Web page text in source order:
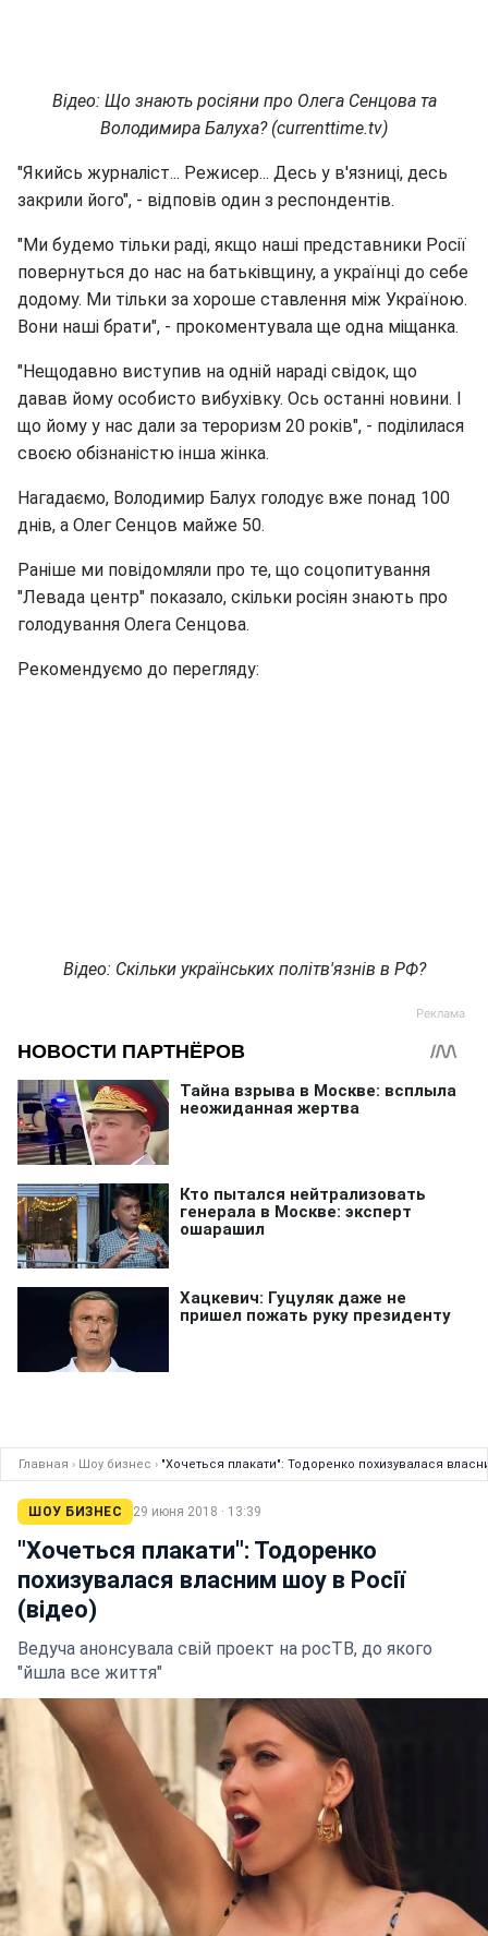
Відео: Що знають росіяни про Олега Сенцова та
Володимира Балуха? (currenttime.tv)
"Якийсь журналіст... Режисер... Десь у в'язниці, десь
закрили його", - відповів один з респондентів.
"Ми будемо тільки раді, якщо наші представники Росії
повернуться до нас на батьківщину, а українці до себе
додому. Ми тільки за хороше ставлення між Україною.
Вони наші брати", - прокоментувала ще одна міщанка.
"Нещодавно виступив на одній нараді свідок, що
давав йому особисто вибухівку. Ось останні новини. І
що йому у нас дали за тероризм 20 років", - поділилася
своєю обізнаністю інша жінка.
Нагадаємо, Володимир Балух голодує вже понад 100
днів, а Олег Сенцов майже 50.
Раніше ми повідомляли про те, що соцопитування
"Левада центр" показало, скільки росіян знають про
голодування Олега Сенцова.
Рекомендуємо до перегляду:
Відео: Скільки українських політв'язнів в РФ?
Главная › Шоу бизнес › "Хочеться плакати": Тодоренко похизувалася
ШОУ БИЗНЕС 29 июня 2018 · 13:39
"Хочеться плакати": Тодоренко
похизувалася власним шоу в Росії
(відео)
Ведуча анонсувала свій проект на росТВ, до якого
"йшла все життя"